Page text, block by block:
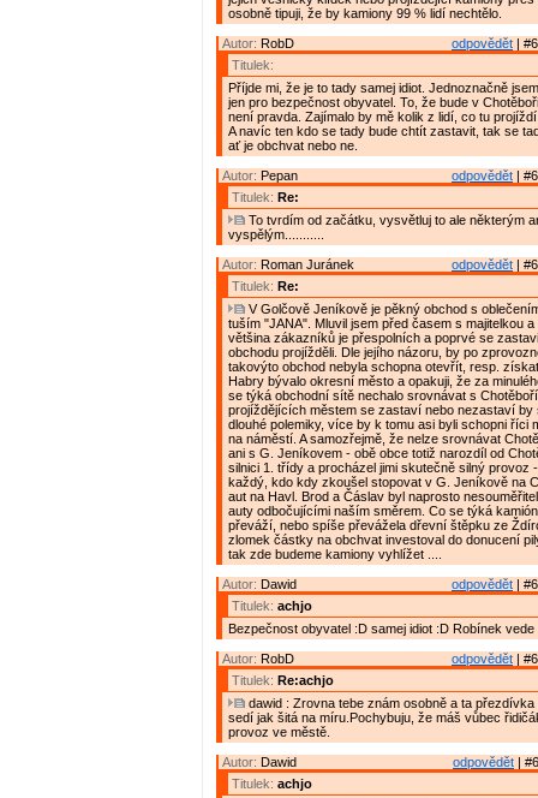
osobně tipuji, že by kamiony 99 % lidí nechtělo.
odpovědět |
Autor: RobD
Titulek:
Příjde mi, že je to tady samej idiot. Jednoznačně
jen pro bezpečnost obyvatel. To, že bude v
není pravda. Zajímalo by mě kolik z lidí, co tu
A navíc ten kdo se tady bude chtít zastavit, tak se
ať je obchvat nebo ne.
odpovědět |
Autor: Pepan
Titulek: Re:
To tvrdím od začátku, vysvětluj to ale některým
vyspělým...........
odpovědět |
Autor: Roman Juránek
Titulek: Re:
V Golčově Jeníkově je pěkný obchod s
tuším "JANA". Mluvil jsem před časem s majitelkou
většina zákazníků je přespolních a poprvé se
obchodu projížděli. Dle jejího názoru, by po
takovýto obchod nebyla schopna otevřít, resp.
Habry bývalo okresní město a opakuji, že za
se týká obchodní sítě nechalo srovnávat s
projíždějících městem se zastaví nebo nezastaví by
dlouhé polemiky, více by k tomu asi byli schopni říci
na náměstí. A samozřejmě, že nelze srovnávat
ani s G. Jeníkovem - obě obce totiž narozdíl od
silnici 1. třídy a procházel jimi skutečně silný provoz
každý, kdo kdy zkoušel stopovat v G. Jeníkově na
aut na Havl. Brod a Čáslav byl naprosto
auty odbočujícími naším směrem. Co se týká
převáží, nebo spíše převážela dřevní štěpku ze
zlomek částky na obchvat investoval do donucení
tak zde budeme kamiony vyhlížet ....
odpovědět |
Autor: Dawid
Titulek: achjo
Bezpečnost obyvatel :D samej idiot :D Robínek vede
odpovědět |
Autor: RobD
Titulek: Re:achjo
dawid : Zrovna tebe znám osobně a ta přezdívka
sedí jak šitá na míru.Pochybuju, že máš vůbec
provoz ve městě.
odpovědět |
Autor: Dawid
Titulek: achjo